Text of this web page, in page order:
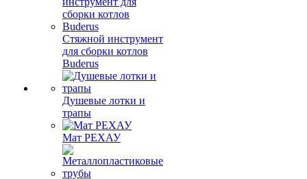
Стяжной инструмент
для сборки котлов
Buderus
Душевые лотки и
трапы
Мат РЕХАУ